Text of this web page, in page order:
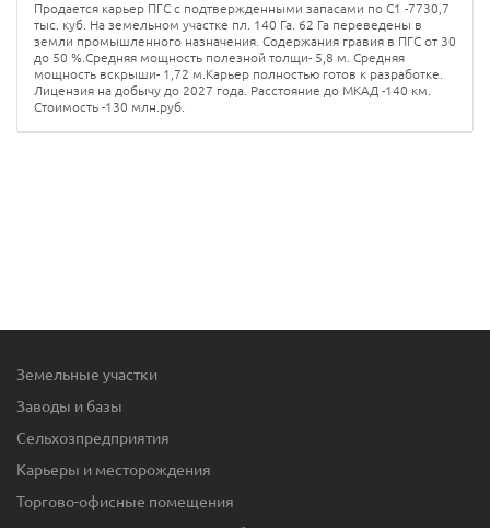
Продается карьер ПГС с подтвержденными запасами по С1 -7730,7
тыс. куб. На земельном участке пл. 140 Га. 62 Га переведены в
земли промышленного назначения. Содержания гравия в ПГС от 30
до 50 %.Средняя мощность полезной толщи- 5,8 м. Средняя
мощность вскрыши- 1,72 м.Карьер полностью готов к разработке.
Лицензия на добычу до 2027 года. Расстояние до МКАД -140 км.
Стоимость -130 млн.руб.
Земельные участки
Заводы и базы
Сельхозпредприятия
Карьеры и месторождения
Торгово-офисные помещения